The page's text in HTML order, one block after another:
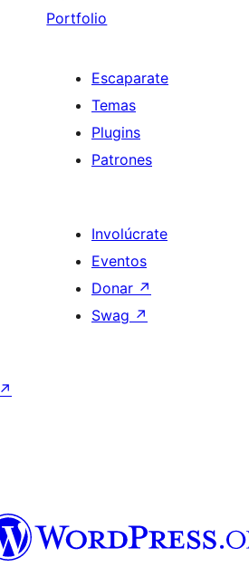
Portfolio
Escaparate
Temas
Plugins
Patrones
Involúcrate
Eventos
Donar ↗
Swag ↗
↗